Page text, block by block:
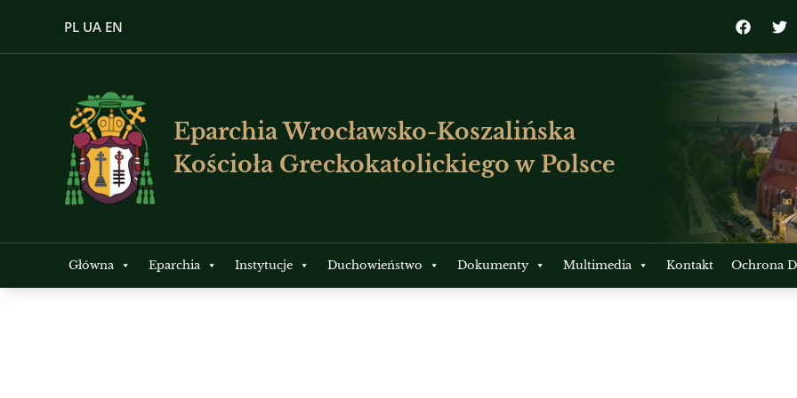
PL UA EN
Eparchia Wrocławsko-Koszalińska
Kościoła Greckokatolickiego w Polsce
Główna Eparchia Instytucje Duchowieństwo Dokumenty Multimedia Kontakt Ochrona